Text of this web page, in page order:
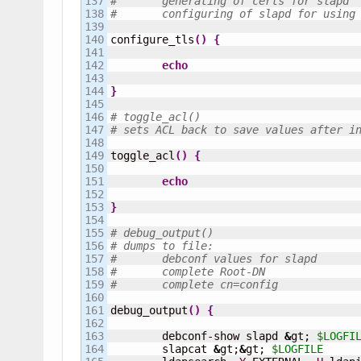
138
139
140
141
142
143
144
145
146
147
148
149
150
151
152
153
154
155
156
157
158
159
160
161
162
163
164
#	configuring of slapd for
configure_tls()
{
echo
}
# toggle_acl()
# sets ACL back to save values after
toggle_acl ( )
{
echo
}
# debug_output()
# dumps to file:
#	debconf values for slapd
#	complete Root-DN
#	complete cn=config
debug_output( )
{
	debconf-show slapd
&gt;
	slapcat
&gt;&gt; $LOGFILE